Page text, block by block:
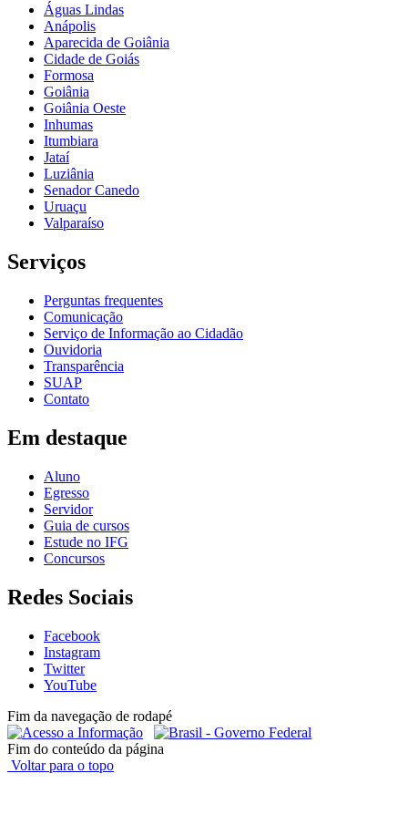
Águas Lindas
Anápolis
Aparecida de Goiânia
Cidade de Goiás
Formosa
Goiânia
Goiânia Oeste
Inhumas
Itumbiara
Jataí
Luziânia
Senador Canedo
Uruaçu
Valparaíso
Serviços
Perguntas frequentes
Comunicação
Serviço de Informação ao Cidadão
Ouvidoria
Transparência
SUAP
Contato
Em destaque
Aluno
Egresso
Servidor
Guia de cursos
Estude no IFG
Concursos
Redes Sociais
Facebook
Instagram
Twitter
YouTube
Fim da navegação de rodapé
Fim do conteúdo da página
Voltar para o topo